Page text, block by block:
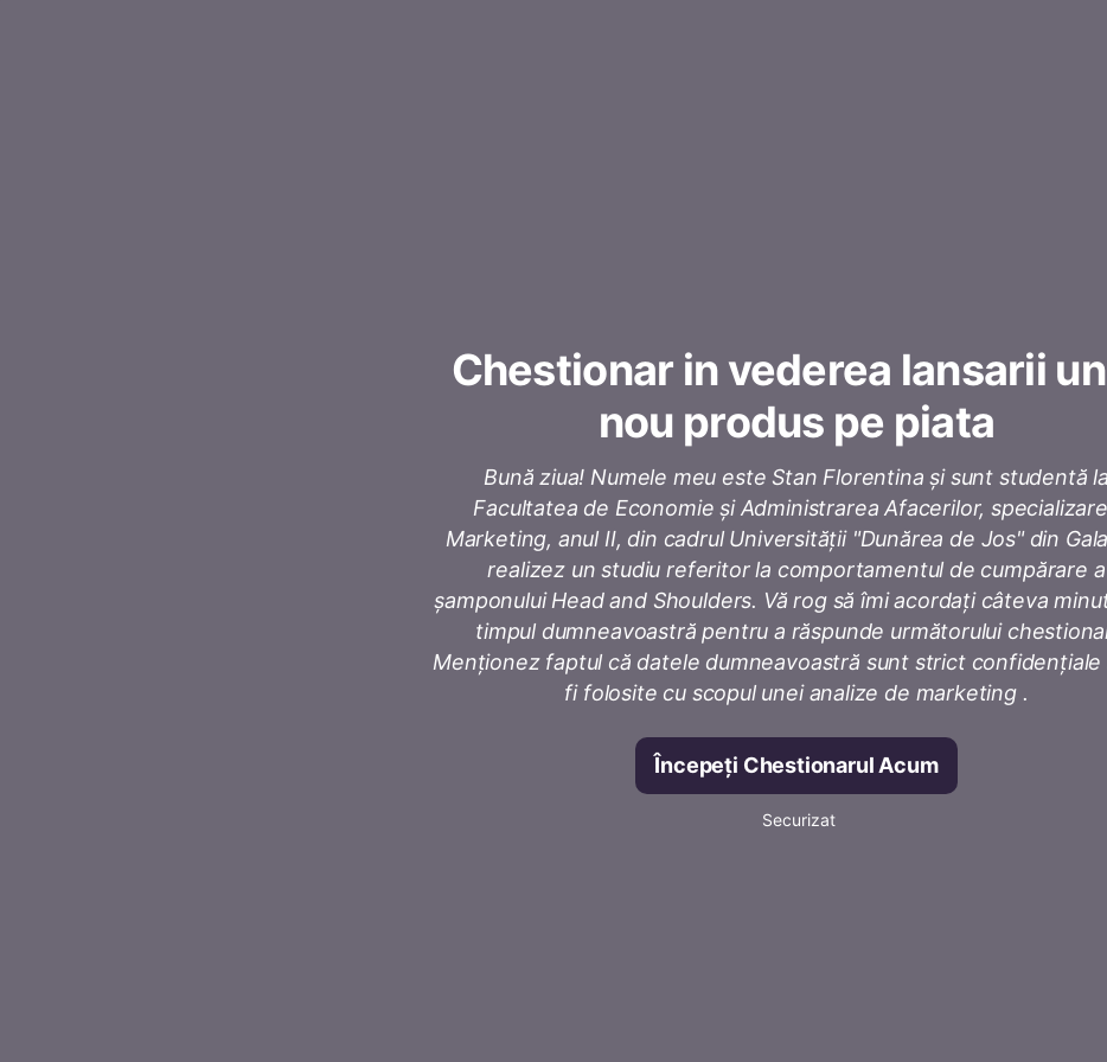
Chestionar in vederea lansarii
nou produs pe piata
Bună ziua! Numele meu este Stan Florentina și sunt studentă la
Facultatea de Economie și Administrarea Afacerilor,
Marketing, anul II, din cadrul Universității "Dunărea de Jos" din
realizez un studiu referitor la comportamentul de cumpărare a
șamponului Head and Shoulders. Vă rog să îmi acordați câteva
timpul dumneavoastră pentru a răspunde următorului
Menționez faptul că datele dumneavoastră sunt strict confidențiale
fi folosite cu scopul unei analize de marketing .
Începeți Chestionarul Acum
Securizat